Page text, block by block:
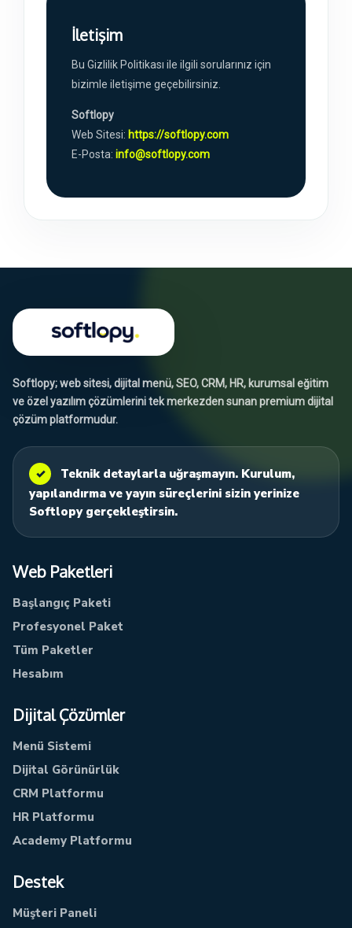
İletişim
Bu Gizlilik Politikası ile ilgili sorularınız için
bizimle iletişime geçebilirsiniz.
Softlopy
Web Sitesi: https://softlopy.com
E-Posta: info@softlopy.com
Softlopy; web sitesi, dijital menü, SEO, CRM, HR, kurumsal eğitim
ve özel yazılım çözümlerini tek merkezden sunan premium dijital
çözüm platformudur.
✓
Teknik detaylarla uğraşmayın. Kurulum,
yapılandırma ve yayın süreçlerini sizin yerinize
Softlopy gerçekleştirsin.
Web Paketleri
Başlangıç Paketi
Profesyonel Paket
Tüm Paketler
Hesabım
Dijital Çözümler
Menü Sistemi
Dijital Görünürlük
CRM Platformu
HR Platformu
Academy Platformu
Destek
Müşteri Paneli